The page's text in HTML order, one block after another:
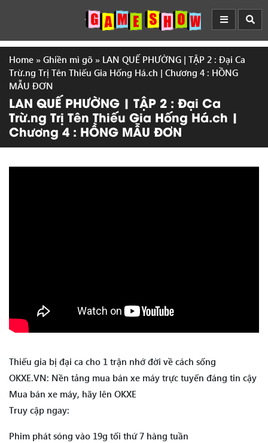
Home » Ghiền mì gõ » LAN QUẾ PHƯỜNG | TẬP 2 : Đại Ca
Trừ.ng Trị Tên Thiếu Gia Hống Há.ch | Chương 4 : HỒNG
MẪU ĐƠN
LAN QUẾ PHƯỜNG | TẬP 2 : Đại Ca
Trừ.ng Trị Tên Thiếu Gia Hống Há.ch |
Chương 4 : HỒNG MẪU ĐƠN
Thiếu gia bị đại ca cho 1 trận nhớ đời về cách sống
OKXE.VN: Nền tảng mua bán xe máy trực tuyến đáng tin cậy
Mua bán xe máy, hãy lên OKXE
Truy cập ngay:
Phim phát sóng vào 19g tối thứ 7 hàng tuần